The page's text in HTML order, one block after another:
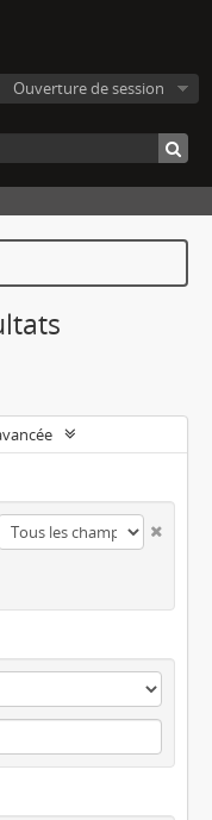
Ouverture de session